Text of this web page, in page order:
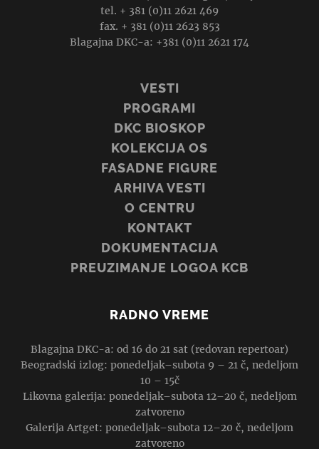
tel. + 381 (0)11 2621 469
fax. + 381 (0)11 2623 853
Blagajna DKC-a: +381 (0)11 2621 174
VESTI
PROGRAMI
DKC BIOSKOP
KOLEKCIJA OS
FASADNE FIGURE
ARHIVA VESTI
O CENTRU
KONTAKT
DOKUMENTACIJA
PREUZIMANJE LOGOA KCB
RADNO VREME
Blagajna DKC-a: od 16 do 21 sat (redovan repertoar)
Beogradski izlog: ponedeljak–subota 9 – 21 č, nedeljom
10 – 15č
Likovna galerija: ponedeljak–subota 12–20 č, nedeljom
zatvoreno
Galerija Artget: ponedeljak–subota 12–20 č, nedeljom
zatvoreno